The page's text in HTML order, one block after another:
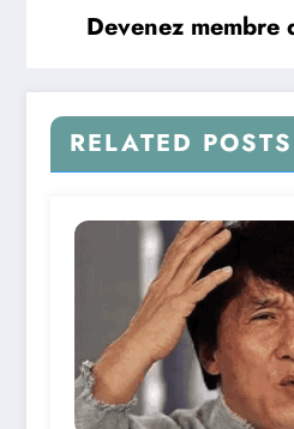
Devenez membre
RELATED POSTS